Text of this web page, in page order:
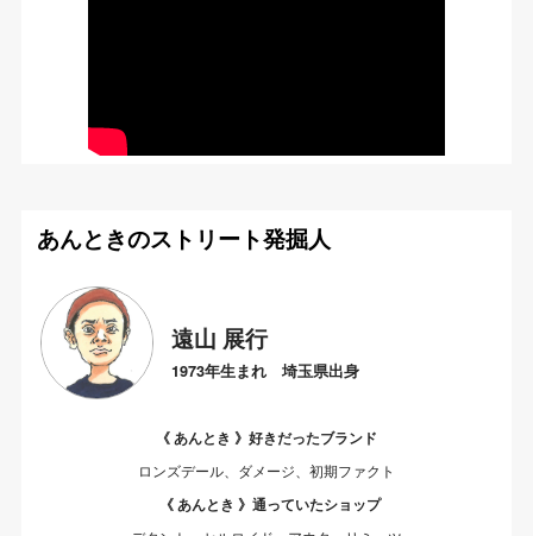
あんときのストリート発掘人
遠山 展行
1973年生まれ 埼玉県出身
《 あんとき 》好きだったブランド
ロンズデール、ダメージ、初期ファクト
《 あんとき 》通っていたショップ